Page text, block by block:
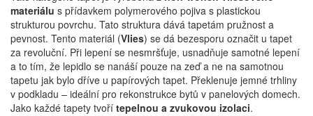
materiálu s přídavkem polymerového pojiva s plastickou
strukturou povrchu. Tato struktura dává tapetám pružnost a
pevnost. Tento materiál (Vlies) se dá bezesporu označit u tapet
za revoluční. Při lepení se nesmršťuje, usnadňuje samotné lepení
a to tím, že lepidlo se nanáší pouze na zeď a ne na samotnou
tapetu jak bylo dříve u papírových tapet. Překlenuje jemné trhliny
v podkladu – ideální pro rekonstrukce bytů v panelových domech.
Jako každé tapety tvoří tepelnou a zvukovou izolaci.